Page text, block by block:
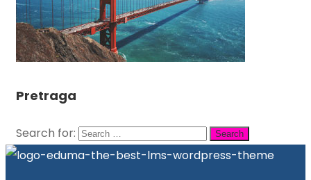
Pretraga
Search for: